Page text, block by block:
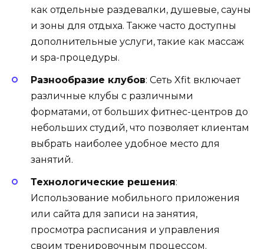
как отдельные раздевалки, душевые, сауны
и зоны для отдыха. Также часто доступны
дополнительные услуги, такие как массаж
и spa-процедуры.
Разнообразие клубов: Сеть Xfit включает
различные клубы с различными
форматами, от больших фитнес-центров до
небольших студий, что позволяет клиентам
выбрать наиболее удобное место для
занятий.
Технологические решения:
Использование мобильного приложения
или сайта для записи на занятия,
просмотра расписания и управления
своим тренировочным процессом.